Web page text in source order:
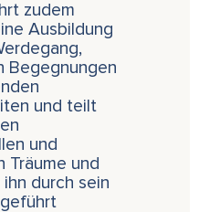
zudem
Ausbildung
Begegnungen
und teilt
und
Träume und
durch sein